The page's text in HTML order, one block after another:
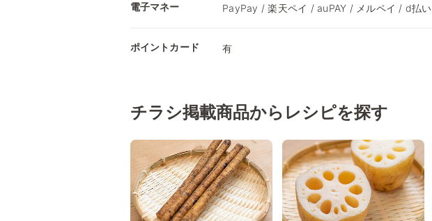
電子マネー PayPay / 楽天ペイ / auPAY / メルペイ / d払い
ポイントカード 有
チラシ掲載商品からレシピを探す